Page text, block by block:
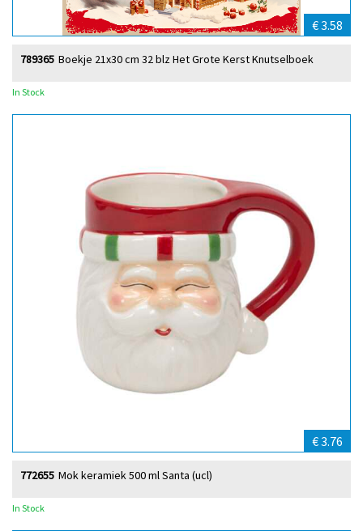
€ 3.58
Boekje 21x30 cm 32 blz Het Grote Kerst Knutselboek
789365
In Stock
€ 3.76
Mok keramiek 500 ml Santa (ucl)
772655
In Stock